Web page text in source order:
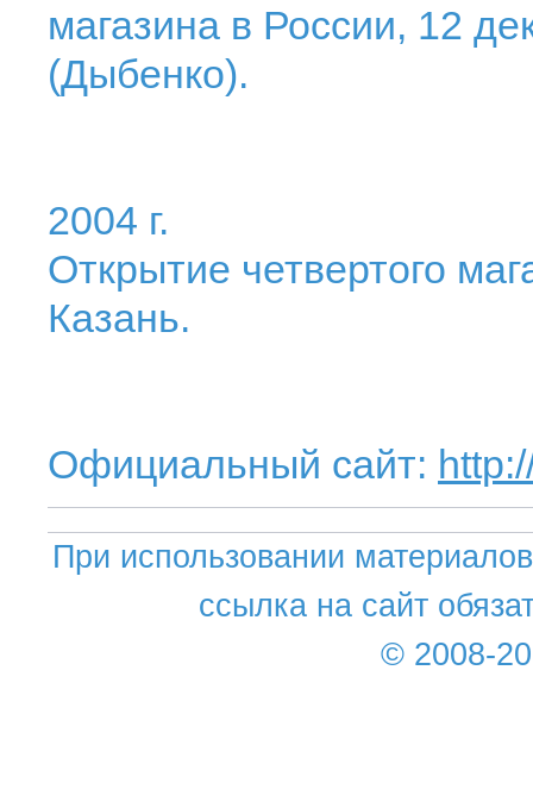
магазина в России, 12
(Дыбенко).
2004 г.
Открытие четвертого
Казань.
Официальный сайт:
При использовании
ссылка на сайт
© 2008-